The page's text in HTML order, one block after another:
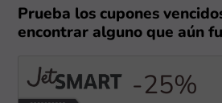
Prueba los cupones
encontrar alguno que aún
-25%